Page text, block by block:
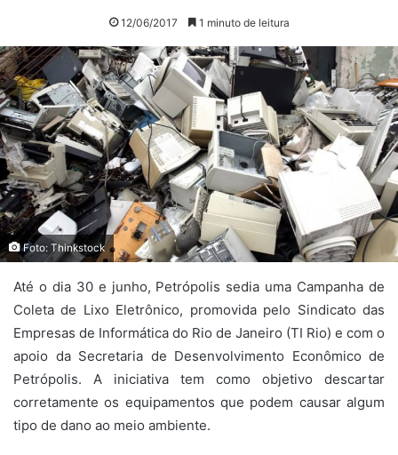
12/06/2017 1 minuto de leitura
Foto: Thinkstock
Até o dia 30 e junho, Petrópolis sedia uma Campanha de
Coleta de Lixo Eletrônico, promovida pelo Sindicato das
Empresas de Informática do Rio de Janeiro (TI Rio) e com o
apoio da Secretaria de Desenvolvimento Econômico de
Petrópolis. A iniciativa tem como objetivo descartar
corretamente os equipamentos que podem causar algum
tipo de dano ao meio ambiente.